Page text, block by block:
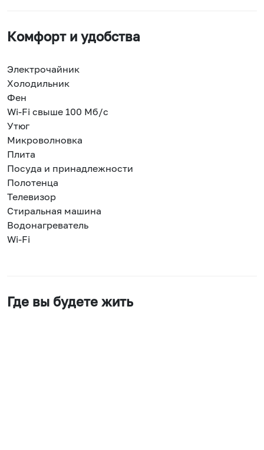
Комфорт и удобства
Электрочайник
Холодильник
Фен
Wi-Fi свыше 100 Мб/с
Утюг
Микроволновка
Плита
Посуда и принадлежности
Полотенца
Телевизор
Стиральная машина
Водонагреватель
Wi-Fi
Где вы будете жить